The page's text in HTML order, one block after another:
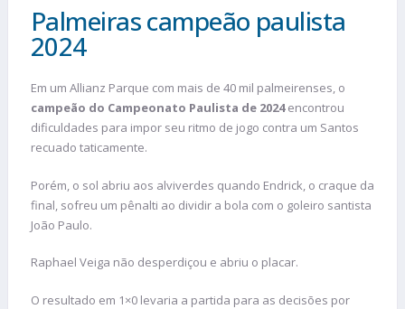
Palmeiras campeão paulista
2024
Em um Allianz Parque com mais de 40 mil palmeirenses, o
campeão do Campeonato Paulista de 2024encontrou
dificuldades para impor seu ritmo de jogo contra um Santos
recuado taticamente.
Porém, o sol abriu aos alviverdes quando Endrick, o craque da
final, sofreu um pênalti ao dividir a bola com o goleiro santista
João Paulo.
Raphael Veiga não desperdiçou e abriu o placar.
O resultado em 1×0 levaria a partida para as decisões por